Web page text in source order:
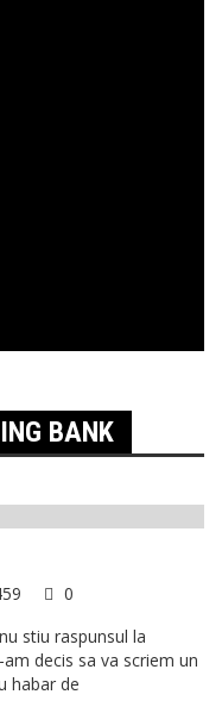
BANK
0
stiu raspunsul la
decis sa va scriem un
habar de